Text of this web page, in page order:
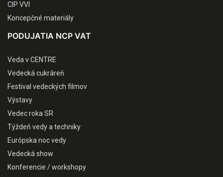
CIP VVI
Koncepčné materiály
PODUJATIA NCP VAT
Veda v CENTRE
Vedecká cukráreň
Festival vedeckých filmov
Výstavy
Vedec roka SR
Týždeň vedy a techniky
Európska noc vedy
Vedecká show
Konferencie / workshopy